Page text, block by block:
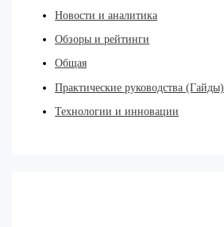
Новости и аналитика
Обзоры и рейтинги
Общая
Практические руководства (Гайды)
Технологии и инновации